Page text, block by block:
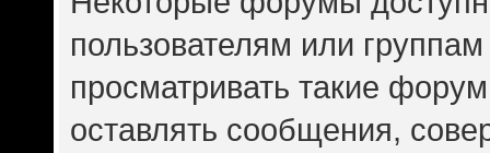
пользователям или
просматривать такие
оставлять сообщения,